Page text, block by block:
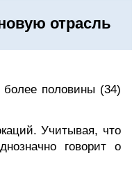
отрасль
более половины (34)
Учитывая, что
говорит о